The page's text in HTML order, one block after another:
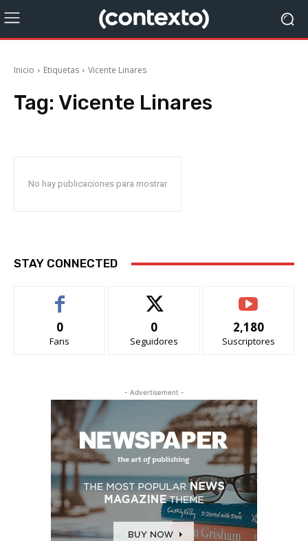
Inicio Etiquetas Vicente Linares
Tag: Vicente Linares
No hay publicaciones para mostrar
STAY CONNECTED
0
Fans
0
Seguidores
2,180
Suscriptores
- Advertisement -